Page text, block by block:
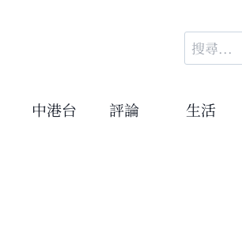
搜
尋
鍵
中港台 評論 生活